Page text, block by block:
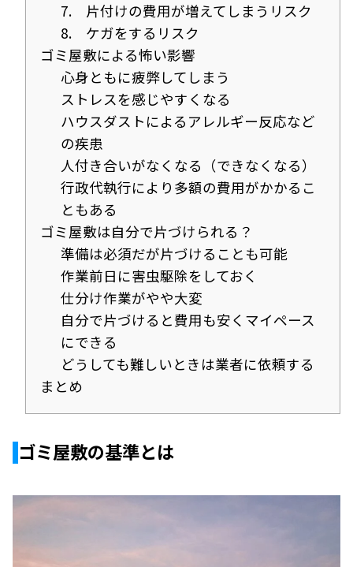
7. 片付けの費用が増えてしまうリスク
8. ケガをするリスク
ゴミ屋敷による怖い影響
心身ともに疲弊してしまう
ストレスを感じやすくなる
ハウスダストによるアレルギー反応など
の疾患
人付き合いがなくなる（できなくなる）
行政代執行により多額の費用がかかるこ
ともある
ゴミ屋敷は自分で片づけられる？
準備は必須だが片づけることも可能
作業前日に害虫駆除をしておく
仕分け作業がやや大変
自分で片づけると費用も安くマイペース
にできる
どうしても難しいときは業者に依頼する
まとめ
ゴミ屋敷の基準とは